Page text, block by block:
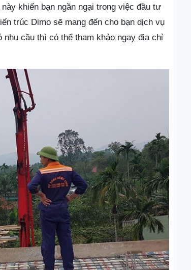
khiến bạn ngần ngại trong việc đầu tư
trúc Dimo sẽ mang đến cho bạn dịch vụ
cầu thì có thể tham khảo ngay địa chỉ